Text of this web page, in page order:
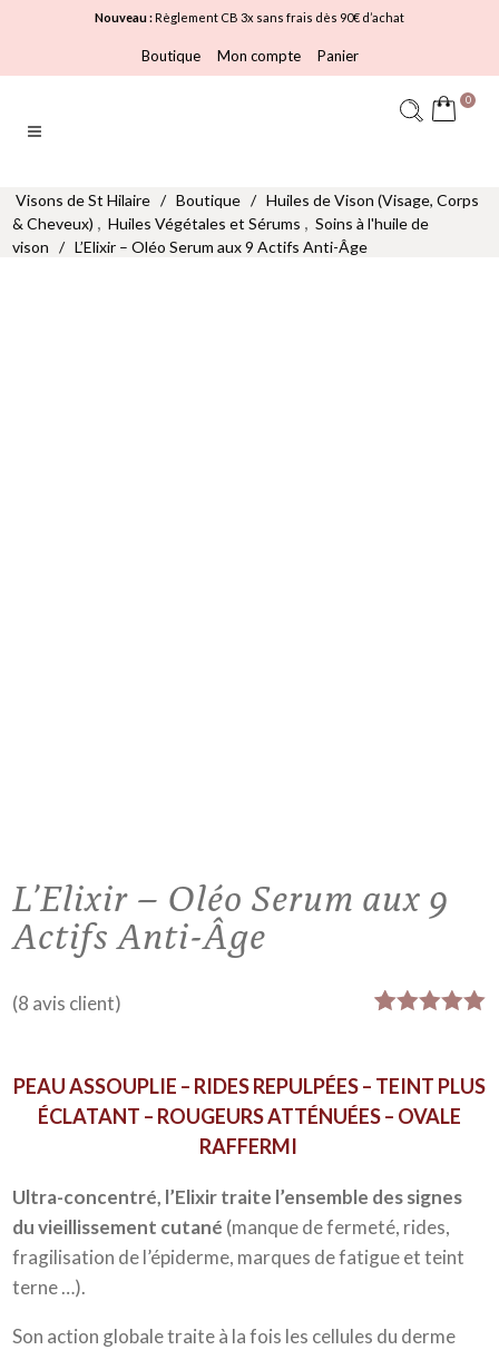
Nouveau :Règlement CB 3x sans frais dès 90€ d’achat
Boutique Mon compte Panier
0
Visons de St Hilaire / Boutique / Huiles de Vison (Visage, Corps
& Cheveux) , Huiles Végétales et Sérums , Soins à l'huile de
vison / L’Elixir – Oléo Serum aux 9 Actifs Anti-Âge
L’Elixir – Oléo Serum aux 9
Actifs Anti-Âge
notations
client
(8 avis client)
PEAU ASSOUPLIE – RIDES REPULPÉES – TEINT PLUS
ÉCLATANT – ROUGEURS ATTÉNUÉES – OVALE
RAFFERMI
Ultra-concentré, l’Elixir traite l’ensemble des signes
du vieillissement cutané (manque de fermeté, rides,
fragilisation de l’épiderme, marques de fatigue et teint
terne …).
Son action globale traite à la fois les cellules du derme